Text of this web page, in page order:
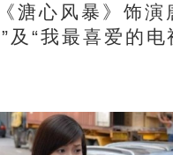
溏心风暴》饰演
“我最喜爱的电